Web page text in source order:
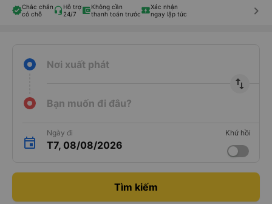
Chắc chắn
có chỗ
Hỗ trợ
24/7
Không cần
thanh toán trước
Xác nhận
ngay lập tức
keyboard_arrow_right
Nơi xuất phát
import_export
Bạn muốn đi đâu?
Ngày đi
T7, 08/08/2026
Khứ hồi
Tìm kiếm